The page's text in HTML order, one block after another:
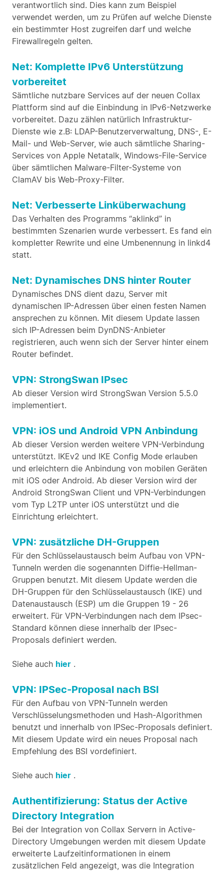
verantwortlich sind. Dies kann zum Beispiel
verwendet werden, um zu Prüfen auf welche Dienste
ein bestimmter Host zugreifen darf und welche
Firewallregeln gelten.
Net: Komplette IPv6 Unterstützung
vorbereitet
Sämtliche nutzbare Services auf der neuen Collax
Plattform sind auf die Einbindung in IPv6-Netzwerke
vorbereitet. Dazu zählen natürlich Infrastruktur-
Dienste wie z.B: LDAP-Benutzerverwaltung, DNS-, E-
Mail- und Web-Server, wie auch sämtliche Sharing-
Services von Apple Netatalk, Windows-File-Service
über sämtlichen Malware-Filter-Systeme von
ClamAV bis Web-Proxy-Filter.
Net: Verbesserte Linküberwachung
Das Verhalten des Programms “aklinkd” in
bestimmten Szenarien wurde verbessert. Es fand ein
kompletter Rewrite und eine Umbenennung in linkd4
statt.
Net: Dynamisches DNS hinter Router
Dynamisches DNS dient dazu, Server mit
dynamischen IP-Adressen über einen festen Namen
ansprechen zu können. Mit diesem Update lassen
sich IP-Adressen beim DynDNS-Anbieter
registrieren, auch wenn sich der Server hinter einem
Router befindet.
VPN: StrongSwan IPsec
Ab dieser Version wird StrongSwan Version 5.5.0
implementiert.
VPN: iOS und Android VPN Anbindung
Ab dieser Version werden weitere VPN-Verbindung
unterstützt. IKEv2 und IKE Config Mode erlauben
und erleichtern die Anbindung von mobilen Geräten
mit iOS oder Android. Ab dieser Version wird der
Android StrongSwan Client und VPN-Verbindungen
vom Typ L2TP unter iOS unterstützt und die
Einrichtung erleichtert.
VPN: zusätzliche DH-Gruppen
Für den Schlüsselaustausch beim Aufbau von VPN-
Tunneln werden die sogenannten Diffie-Hellman-
Gruppen benutzt. Mit diesem Update werden die
DH-Gruppen für den Schlüsselaustausch (IKE) und
Datenaustausch (ESP) um die Gruppen 19 - 26
erweitert. Für VPN-Verbindungen nach dem IPsec-
Standard können diese innerhalb der IPsec-
Proposals definiert werden.
Siehe auch hier .
VPN: IPSec-Proposal nach BSI
Für den Aufbau von VPN-Tunneln werden
Verschlüsselungsmethoden und Hash-Algorithmen
benutzt und innerhalb von IPSec-Proposals definiert.
Mit diesem Update wird ein neues Proposal nach
Empfehlung des BSI vordefiniert.
Siehe auch hier .
Authentifizierung: Status der Active
Directory Integration
Bei der Integration von Collax Servern in Active-
Directory Umgebungen werden mit diesem Update
erweiterte Laufzeitinformationen in einem
zusätzlichen Feld angezeigt, was die Integration